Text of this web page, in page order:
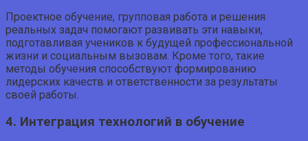
Проектное обучение, групповая работа и решения
реальных задач помогают развивать эти навыки,
подготавливая учеников к будущей профессиональной
жизни и социальным вызовам. Кроме того, такие
методы обучения способствуют формированию
лидерских качеств и ответственности за результаты
своей работы.
4. Интеграция технологий в обучение